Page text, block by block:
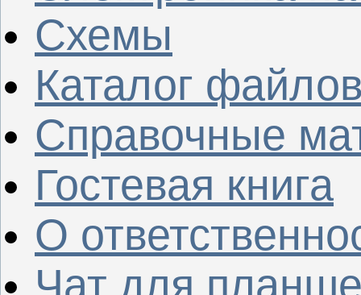
Схемы
Каталог
Справочные
Гостевая книга
О
Чат для